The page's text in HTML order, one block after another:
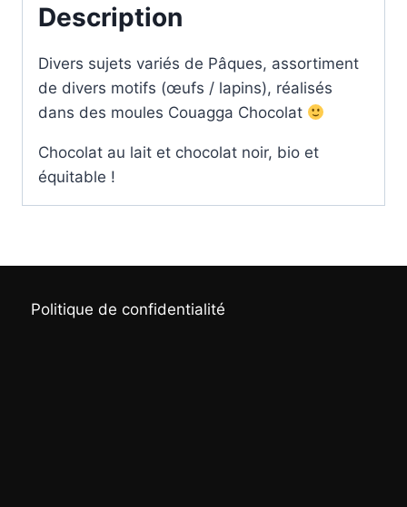
Description
Divers sujets variés de Pâques, assortiment
de divers motifs (œufs / lapins), réalisés
dans des moules Couagga Chocolat
Chocolat au lait et chocolat noir, bio et
équitable !
Politique de confidentialité